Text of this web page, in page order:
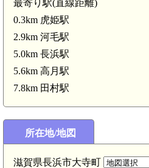
最寄り駅(直線距離)
0.3km 虎姫駅
2.9km 河毛駅
5.0km 長浜駅
5.6km 高月駅
7.8km 田村駅
所在地/地図
滋賀県長浜市大寺町
河毛駅(2.9km)
近江 中島城(3.5km)
近江 丁野山城(3.7km)